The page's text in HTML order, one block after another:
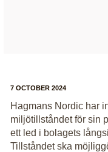
7 OCTOBER 2024
Hagmans Nordic har
miljötillståndet för sin
ett led i bolagets
Tillståndet ska